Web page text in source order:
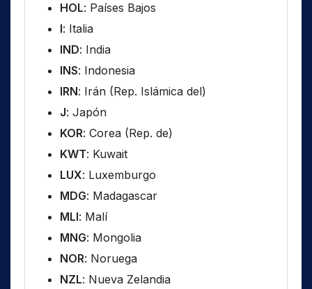
HOL: Países Bajos
I: Italia
IND: India
INS: Indonesia
IRN: Irán (Rep. Islámica del)
J: Japón
KOR: Corea (Rep. de)
KWT: Kuwait
LUX: Luxemburgo
MDG: Madagascar
MLI: Malí
MNG: Mongolia
NOR: Noruega
NZL: Nueva Zelandia